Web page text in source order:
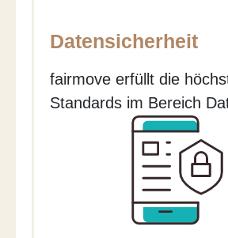
Datensicherheit
fairmove erfüllt die
Standards im Bereich